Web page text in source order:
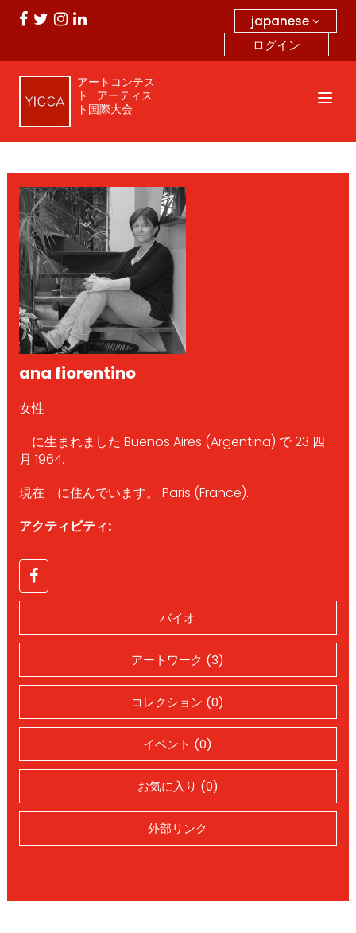
japanese
ログイン
アートコンテス
ト- アーティス
ト国際大会
ana fiorentino
女性
に生まれました Buenos Aires (Argentina) で 23 四
月 1964.
現在 に住んでいます。 Paris (France).
アクティビティ:
バイオ
アートワーク (3)
コレクション (0)
イベント (0)
お気に入り (0)
外部リンク